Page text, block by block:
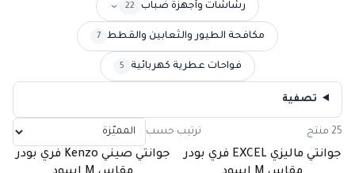
رشاشات وأجهزة ضباب 22
مكافحة الطيور والثعابين والقطط 7
فواحات عطرية كهربائية 5
تصفية
25 منتج ترتيب حسب
غير متوفرجوانتي ماليزي EXCEL فري بودر
غير متوفرجوانتي صيني Kenzo فري بودر